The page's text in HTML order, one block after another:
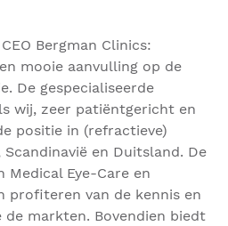
Bergman Clinics:
mooie aanvulling op de
De gespecialiseerde
wij, zeer patiëntgericht en
positie in (refractieve)
en Duitsland. De
Medical Eye-Care en
profiteren van de kennis en
markten. Bovendien biedt